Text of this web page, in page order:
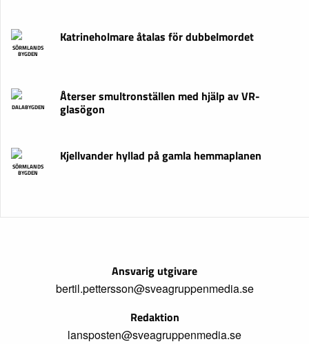
SÖRMLANDS
BYGDEN
Katrineholmare åtalas för dubbelmordet
DALABYGDEN
Återser smultronställen med hjälp av VR-
glasögon
SÖRMLANDS
BYGDEN
Kjellvander hyllad på gamla hemmaplanen
Ansvarig utgivare
bertil.pettersson@sveagruppenmedia.se
Redaktion
lansposten@sveagruppenmedia.se